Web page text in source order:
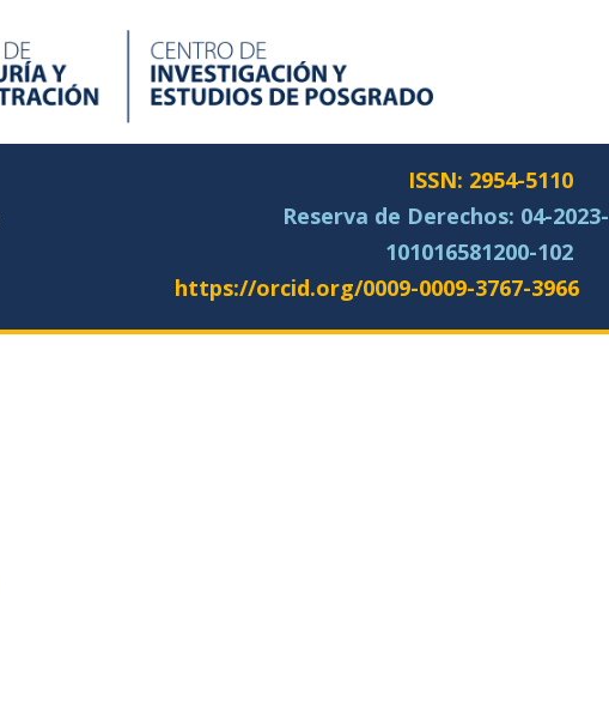
ISSN: 2954-5110
Reserva de Derechos: 04-2023-
101016581200-102
https://orcid.org/0009-0009-3767-3966